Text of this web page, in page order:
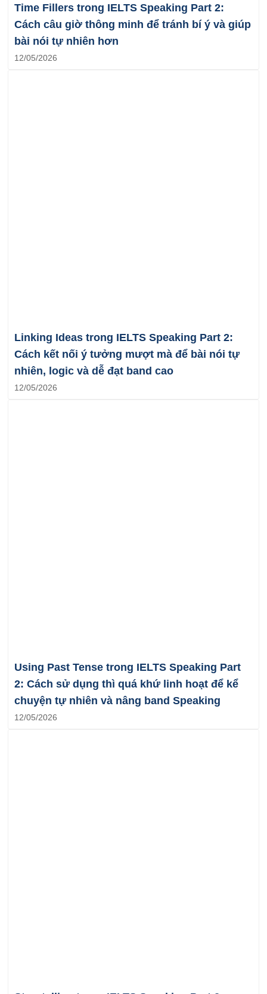
Time Fillers trong IELTS Speaking Part 2:
Cách câu giờ thông minh để tránh bí ý và giúp
bài nói tự nhiên hơn
12/05/2026
Linking Ideas trong IELTS Speaking Part 2:
Cách kết nối ý tưởng mượt mà để bài nói tự
nhiên, logic và dễ đạt band cao
12/05/2026
Using Past Tense trong IELTS Speaking Part
2: Cách sử dụng thì quá khứ linh hoạt để kể
chuyện tự nhiên và nâng band Speaking
12/05/2026